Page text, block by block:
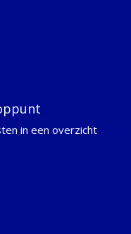
in een overzicht